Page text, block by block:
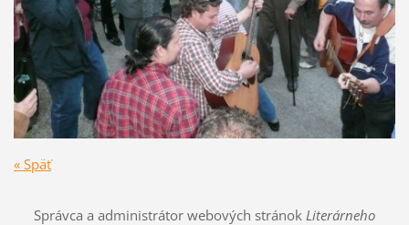
« Späť
Správca a administrátor webových stránok Literárneho